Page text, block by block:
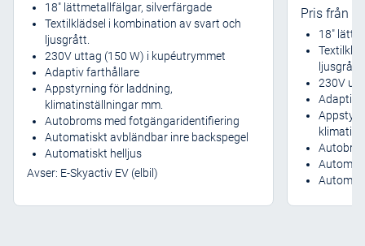
18″ lättmetallfälgar, silverfärgade
Textilklädsel i kombination av svart och
ljusgrått.
230V uttag (150 W) i kupéutrymmet
Adaptiv farthållare
Appstyrning för laddning,
klimatinställningar mm.
Autobroms med fotgängaridentifiering
Automatiskt avbländbar inre backspegel
Automatiskt helljus
Avser: E-Skyactiv EV (elbil)
Pris från
18″
ljusgrått.
230V
Adaptiv